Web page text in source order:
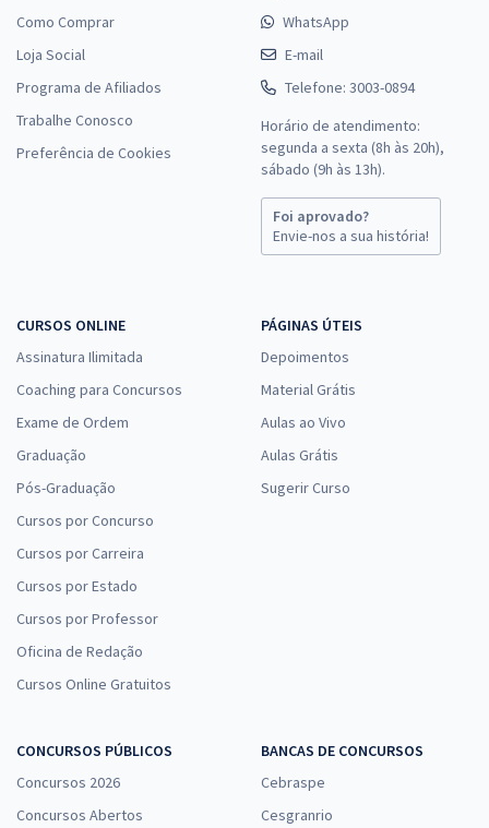
Como Comprar
Loja Social
Programa de Afiliados
Trabalhe Conosco
Preferência de Cookies
WhatsApp
E-mail
Telefone: 3003-0894
Horário de atendimento:
segunda a sexta (8h às 20h),
sábado (9h às 13h).
Foi aprovado?
Envie-nos a sua história!
CURSOS ONLINE
Assinatura Ilimitada
Coaching para Concursos
Exame de Ordem
Graduação
Pós-Graduação
Cursos por Concurso
Cursos por Carreira
Cursos por Estado
Cursos por Professor
Oficina de Redação
Cursos Online Gratuitos
PÁGINAS ÚTEIS
Depoimentos
Material Grátis
Aulas ao Vivo
Aulas Grátis
Sugerir Curso
CONCURSOS PÚBLICOS
Concursos 2026
Concursos Abertos
BANCAS DE CONCURSOS
Cebraspe
Cesgranrio